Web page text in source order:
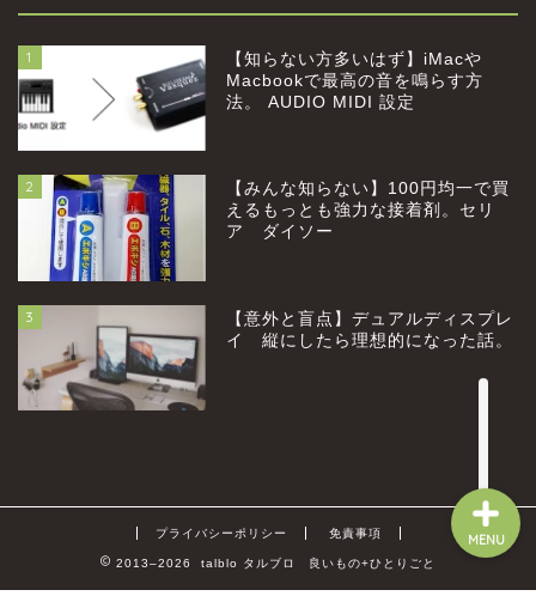
1
【知らない方多いはず】iMacや
Macbookで最高の音を鳴らす方
法。 AUDIO MIDI 設定
2
【みんな知らない】100円均一で買
えるもっとも強力な接着剤。セリ
ア ダイソー
3
【意外と盲点】デュアルディスプレ
イ 縦にしたら理想的になった話。
プライバシーポリシー 免責事項
2013–2026 talblo タルブロ 良いもの+ひとりごと
MENU
home
category